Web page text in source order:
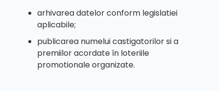
arhivarea datelor conform legislatiei
aplicabile;
publicarea numelui castigatorilor si a
premiilor acordate în loteriile
promotionale organizate.